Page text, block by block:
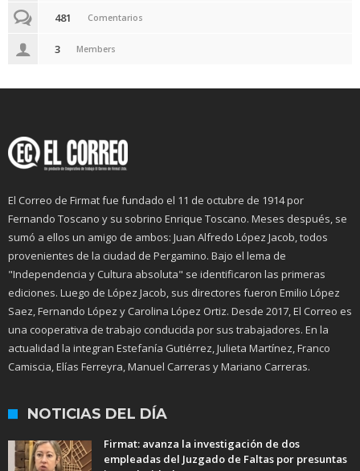
481 Comentarios
3 Members
El Correo de Firmat fue fundado el 11 de octubre de 1914 por
Fernando Toscano y su sobrino Enrique Toscano. Meses después, se
sumó a ellos un amigo de ambos: Juan Alfredo López Jacob, todos
provenientes de la ciudad de Pergamino. Bajo el lema de
"Independencia y Cultura absoluta" se identificaron las primeras
ediciones. Luego de López Jacob, sus directores fueron Emilio López
Saez, Fernando López y Carolina López Ortiz. Desde 2017, El Correo es
una cooperativa de trabajo conducida por sus trabajadores. En la
actualidad la integran Estefanía Gutiérrez, Julieta Martínez, Franco
Camiscia, Elías Ferreyra, Manuel Carreras y Mariano Carreras.
NOTICIAS DEL DÍA
Firmat: avanza la investigación de dos
empleadas del Juzgado de Faltas por presuntas